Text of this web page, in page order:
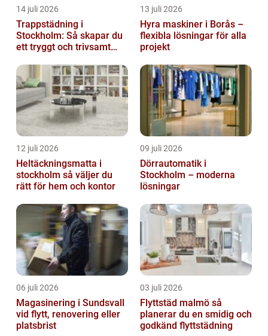
14 juli 2026
Trappstädning i
Stockholm: Så skapar du
ett tryggt och trivsamt
13 juli 2026
Hyra maskiner i Borås –
flexibla lösningar för alla
projekt
12 juli 2026
Heltäckningsmatta i
stockholm så väljer du
rätt för hem och kontor
09 juli 2026
Dörrautomatik i
Stockholm – moderna
lösningar
06 juli 2026
Magasinering i Sundsvall
vid flytt, renovering eller
platsbrist
03 juli 2026
Flyttstäd malmö så
planerar du en smidig och
godkänd flyttstädning